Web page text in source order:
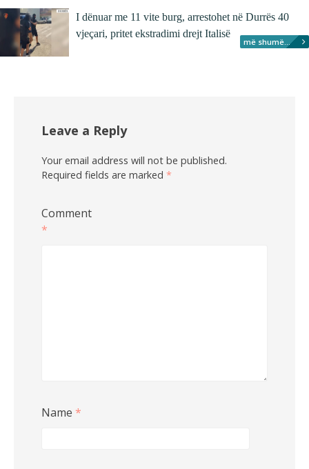
I dënuar me 11 vite burg, arrestohet në Durrës 40
vjeçari, pritet ekstradimi drejt Italisë
më shumë...
Leave a Reply
Your email address will not be published.
Required fields are marked *
Comment
*
Name *